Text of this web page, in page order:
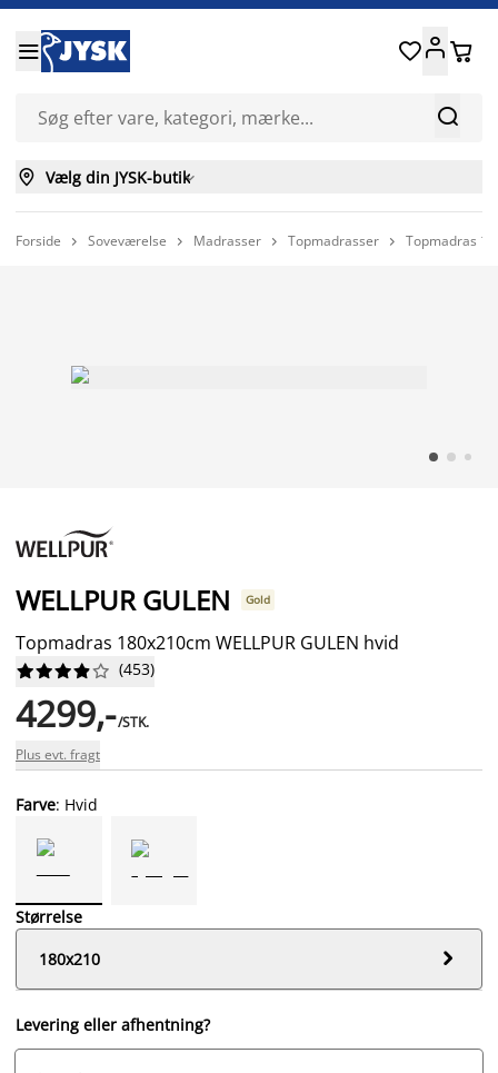


 
 Vælg din JYSK-butik
Forside  Soveværelse  Madrasser  Topmadrasser  Topmadras
WELLPUR GULEN Gold
Topmadras 180x210cm WELLPUR GULEN hvid





 (453)
4299,-/STK.
Plus evt. fragt
Farve: Hvid
Størrelse
180x210

Levering eller afhentning?